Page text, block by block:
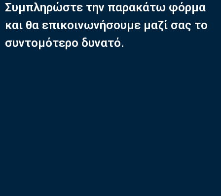
Συμπληρώστε την παρακάτω φόρμα
και θα επικοινωνήσουμε μαζί σας το
συντομότερο δυνατό.